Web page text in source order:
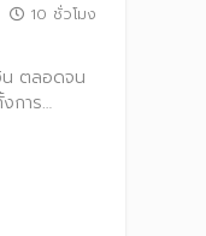
10 ชั่วโมง
น ตลอดจน
การ
ลงทุน